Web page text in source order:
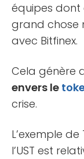
équipes dont
grand chose
avec Bitfinex.
Cela génère
envers le
crise.
L’exemple
l’UST est